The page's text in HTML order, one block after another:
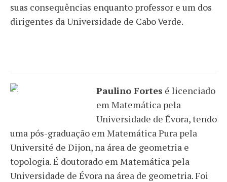
suas consequências enquanto professor e um dos
dirigentes da Universidade de Cabo Verde.
Paulino Fortes é licenciado
em Matemática pela
Universidade de Évora, tendo
uma pós-graduação em Matemática Pura pela
Université de Dijon, na área de geometria e
topologia. É doutorado em Matemática pela
Universidade de Évora na área de geometria. Foi